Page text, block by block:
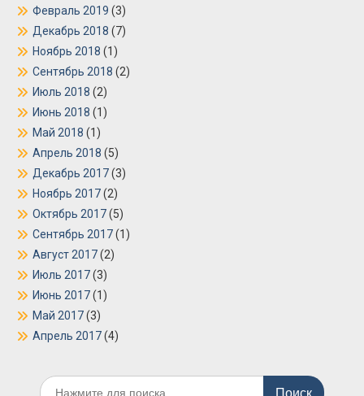
Февраль 2019 (3)
Декабрь 2018 (7)
Ноябрь 2018 (1)
Сентябрь 2018 (2)
Июль 2018 (2)
Июнь 2018 (1)
Май 2018 (1)
Апрель 2018 (5)
Декабрь 2017(3)
Ноябрь 2017(2)
Октябрь 2017(5)
Сентябрь 2017(1)
Август 2017(2)
Июль 2017(3)
Июнь 2017(1)
Май 2017(3)
Апрель 2017(4)
Поиск